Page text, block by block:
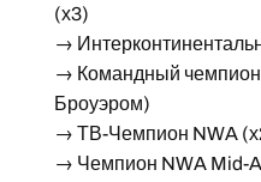
(х3)
→
→ Командный
Броуэром)
→ ТВ-Чемпион NWA
→ Чемпион NWA Mid-